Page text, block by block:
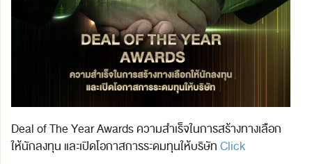
Deal of The Year Awards ความสำเร็จในการสร้างทางเลือก
ให้นักลงทุน และเปิดโอกาสการระดมทุนให้บริษัทClick